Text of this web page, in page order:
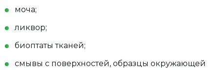
моча;
ликвор;
биоптаты тканей;
смывы с поверхностей, образцы окружающей